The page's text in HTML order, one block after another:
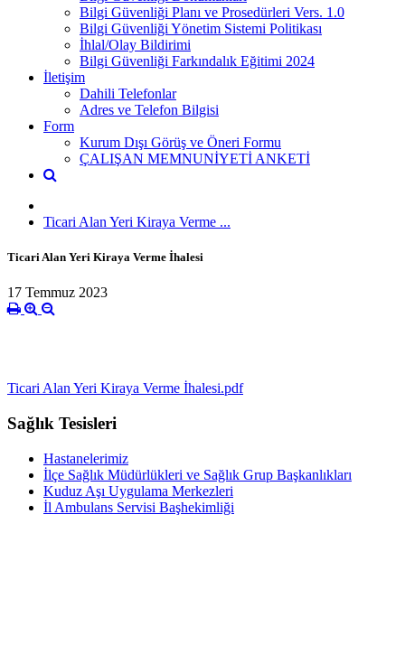
Bilgi Güvenliği Planı ve Prosedürleri Vers. 1.0
Bilgi Güvenliği Yönetim Sistemi Politikası
İhlal/Olay Bildirimi
Bilgi Güvenliği Farkındalık Eğitimi 2024
İletişim
Dahili Telefonlar
Adres ve Telefon Bilgisi
Form
Kurum Dışı Görüş ve Öneri Formu
ÇALIŞAN MEMNUNİYETİ ANKETİ
Ticari Alan Yeri Kiraya Verme ...
Ticari Alan Yeri Kiraya Verme İhalesi
17 Temmuz 2023
Ticari Alan Yeri Kiraya Verme İhalesi.pdf
Sağlık Tesisleri
Hastanelerimiz
İlçe Sağlık Müdürlükleri ve Sağlık Grup Başkanlıkları
Kuduz Aşı Uygulama Merkezleri
İl Ambulans Servisi Başhekimliği